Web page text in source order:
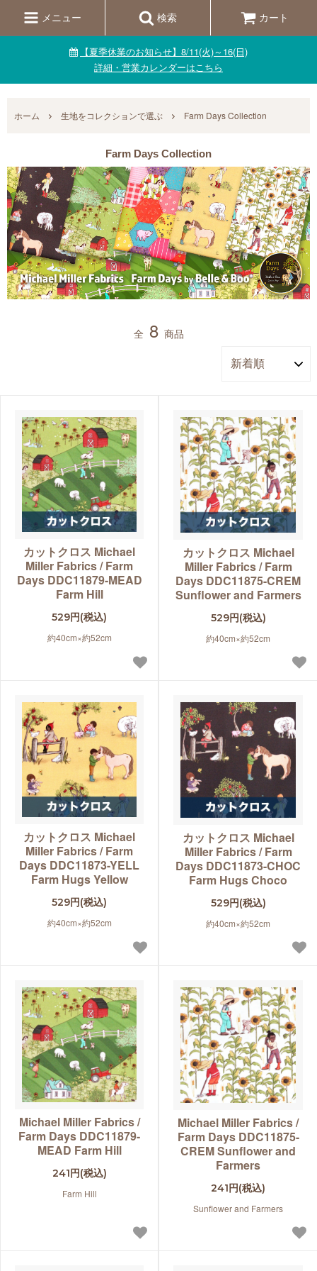
メニュー 検索 カート
【夏季休業のお知らせ】8/11(火)～16(日)
詳細・営業カレンダーはこちら
ホーム 生地をコレクションで選ぶ Farm Days Collection
Farm Days Collection
全 8 商品
カットクロス Michael
Miller Fabrics / Farm
Days DDC11879-MEAD
Farm Hill
529円(税込)
約40cm×約52cm
カットクロス Michael
Miller Fabrics / Farm
Days DDC11875-CREM
Sunflower and Farmers
529円(税込)
約40cm×約52cm
カットクロス Michael
Miller Fabrics / Farm
Days DDC11873-YELL
Farm Hugs Yellow
529円(税込)
約40cm×約52cm
カットクロス Michael
Miller Fabrics / Farm
Days DDC11873-CHOC
Farm Hugs Choco
529円(税込)
約40cm×約52cm
Michael Miller Fabrics /
Farm Days DDC11879-
MEAD Farm Hill
241円(税込)
Farm Hill
Michael Miller Fabrics /
Farm Days DDC11875-
CREM Sunflower and
Farmers
241円(税込)
Sunflower and Farmers